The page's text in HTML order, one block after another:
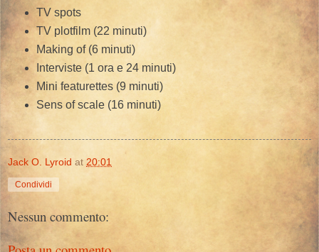
TV spots
TV plotfilm (22 minuti)
Making of (6 minuti)
Interviste (1 ora e 24 minuti)
Mini featurettes (9 minuti)
Sens of scale (16 minuti)
Jack O. Lyroid at 20:01
Condividi
Nessun commento: